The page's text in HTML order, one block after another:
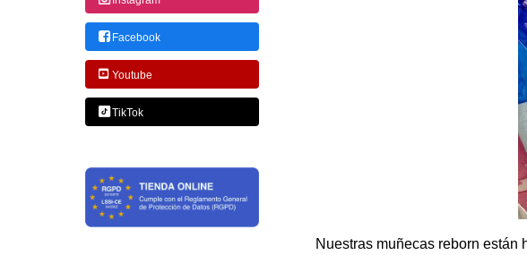
Facebook
Youtube
TikTok
Nuestras muñecas reborn